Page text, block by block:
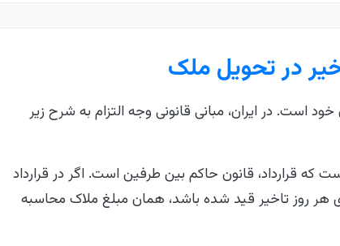
در تحویل ملک
است. در ایران، مبانی قانونی وجه التزام به شرح زیر
که قرارداد، قانون حاکم بین طرفین است. اگر در قرارداد
روز تاخیر قید شده باشد، همان مبلغ ملاک محاسبه